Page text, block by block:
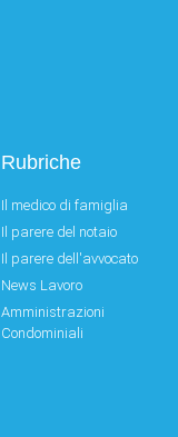
Rubriche
Il medico di famiglia
Il parere del notaio
Il parere dell'avvocato
News Lavoro
Amministrazioni
Condominiali